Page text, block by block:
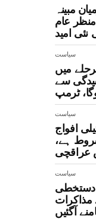
مبینہ
عام
امید
سیاست
میں
سے
ٹرمپ
سیاست
افواج
ہے،
عراقچی
سیاست
دستخطی
مذاکرات
آگئیں